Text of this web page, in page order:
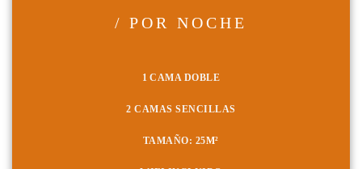
/ POR NOCHE
1 CAMA DOBLE
2 CAMAS SENCILLAS
TAMAÑO: 25M²